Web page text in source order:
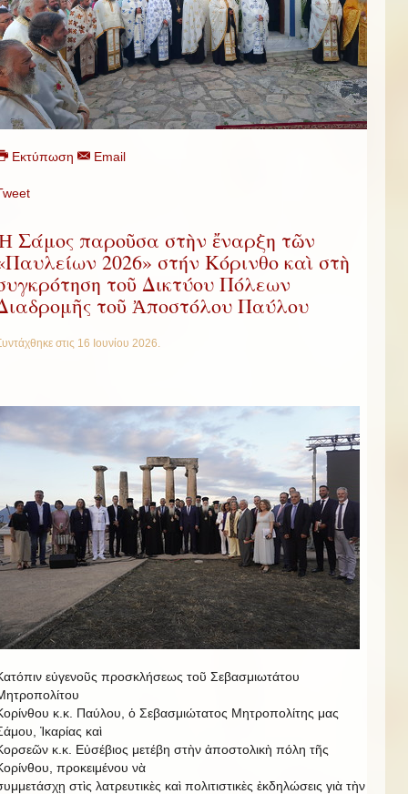
Εκτύπωση Email
Σάμος παροῦσα στὴν ἔναρξη τῶν
2026» στήν Κόρινθο καὶ στὴ
τοῦ Δικτύου Πόλεων
τοῦ Ἀποστόλου Παύλου
στις 16 Ιουνίου 2026
εὐγενοῦς προσκλήσεως τοῦ Σεβασμιωτάτου
κ.κ. Παύλου, ὁ Σεβασμιώτατος Μητροπολίτης μας
Ἰκαρίας καὶ
κ.κ. Εὐσέβιος μετέβη στὴν ἀποστολικὴ πόλη τῆς
προκειμένου νὰ
στὶς λατρευτικὲς καὶ πολιτιστικὲς ἐκδηλώσεις γιὰ τὴν